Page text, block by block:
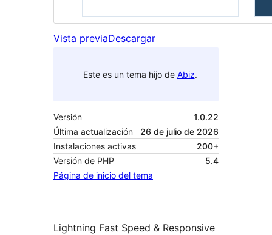
Vista previaDescargar
Este es un tema hijo de Abiz.
Versión
1.0.22
Última actualización
26 de julio de 2026
Instalaciones activas
200+
Versión de PHP
5.4
Página de inicio del tema
Lightning Fast Speed & Responsive